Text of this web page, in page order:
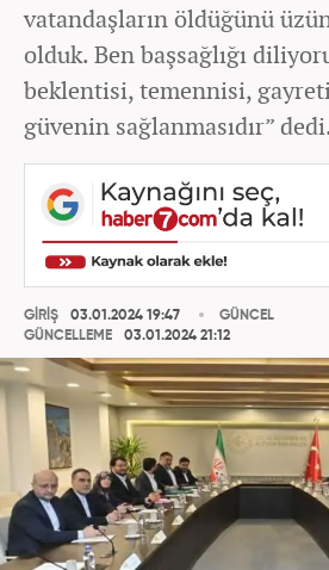
vatandaşların öldüğünü
olduk. Ben başsağlığı
beklentisi, temennisi,
güvenin sağlanmasıdır” dedi.
GİRİŞ
03.01.2024 19:47
GÜNCELLEME
03.01.2024 21:12
GÜNCEL